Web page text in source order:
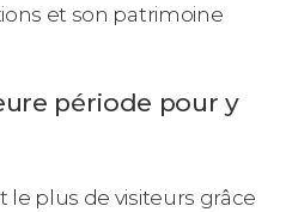
et son patrimoine
période pour y
plus de visiteurs grâce